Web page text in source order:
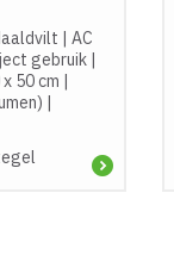
| AC
gebruik|
x 50 cm |
|